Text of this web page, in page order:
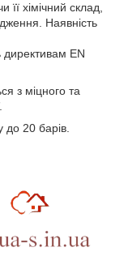
її хімічний склад,
Наявність
директивам EN
з міцного та
до 20 барів.